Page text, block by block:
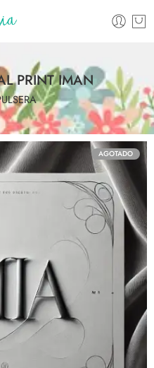
PRINT IMAN
AGOTADO